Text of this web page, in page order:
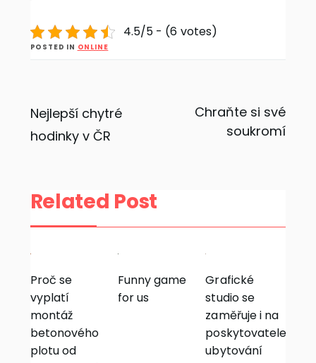
4.5/5 - (6 votes)
POSTED IN ONLINE
Navigace
pro
Nejlepší chytré
hodinky v ČR
Chraňte si své
soukromí
Related Post
Proč se
vyplatí
montáž
betonového
plotu od
Funny game
for us
Grafické
studio se
zaměřuje i na
poskytovatele
ubytování